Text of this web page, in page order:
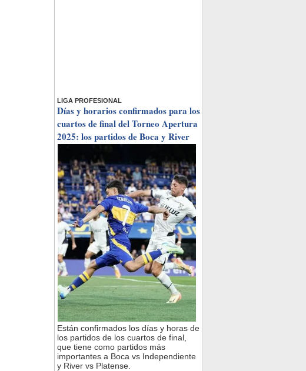
LIGA PROFESIONAL
Días y horarios confirmados para los
cuartos de final del Torneo Apertura
2025: los partidos de Boca y River
Están confirmados los días y horas de
los partidos de los cuartos de final,
que tiene como partidos más
importantes a Boca vs Independiente
y River vs Platense.